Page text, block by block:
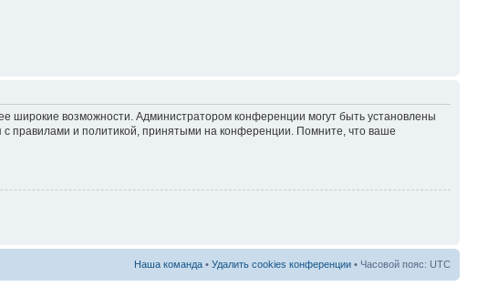
широкие возможности. Администратором конференции могут быть установлены
с правилами и политикой, принятыми на конференции. Помните, что ваше
Наша команда • Удалить cookies конференции • Часовой пояс: UTC